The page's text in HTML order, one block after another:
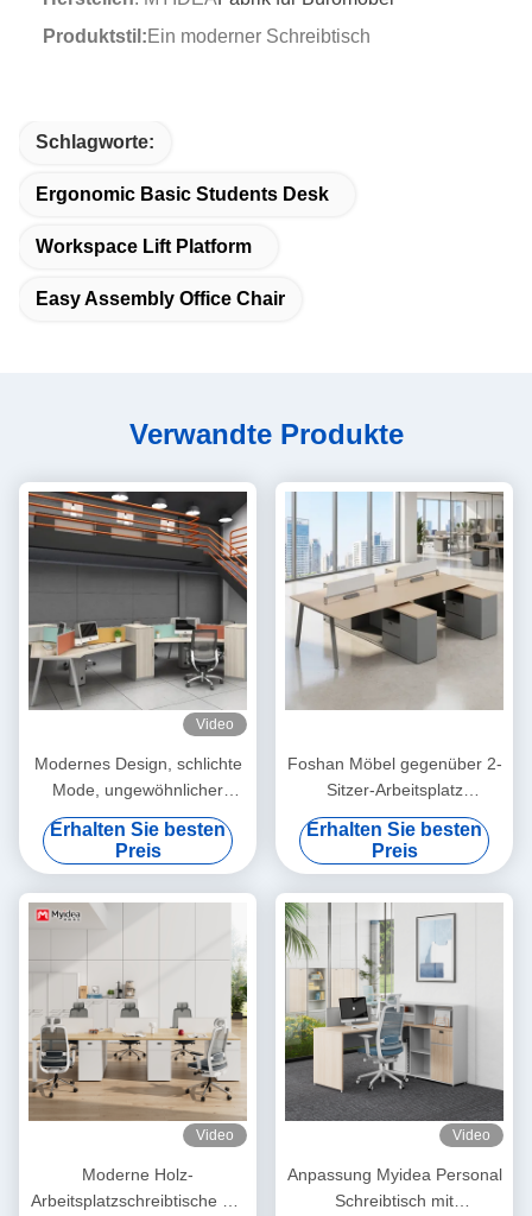
Produktstil:Ein moderner Schreibtisch
Schlagworte:
Ergonomic Basic Students Desk
Workspace Lift Platform
Easy Assembly Office Chair
Verwandte Produkte
Video
Modernes Design, schlichte
Mode, ungewöhnlicher
Schreibtisch
Erhalten Sie besten
Preis
Foshan Möbel gegenüber 2-
Sitzer-Arbeitsplatz
Abbildung-8 Metallbeine,
vorinstallierte Steckdose,
langlebiger Schreibtisch für
Bürokabinen
Erhalten Sie besten
Preis
Video
Moderne Holz-
Arbeitsplatzschreibtische mit
Video
Anpassung Myidea Personal
Schreibtisch mit